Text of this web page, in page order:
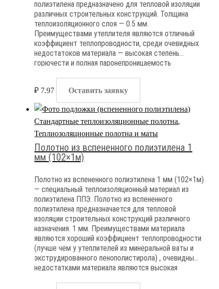
полиэтилена предназначено для тепловой изоляции
различных строительных конструкций. Толщина
теплоизоляционного слоя — 0.5 мм.
Преимуществами утеплителя являются отличный
коэффициент теплопроводности, среди очевидных
недостатоков материала — высокая степень
горючести и полная паронепроницаемость
₽ 7.97 Оставить заявку
Стандартные теплоизоляционные полотна,
Теплиозоляционные полотна и маты
Полотно из вспененного полиэтилена 1
мм (102×1м)
Полотно из вспененного полиэтилена 1 мм (102×1м)
— специальный теплоизоляционный материал из
полиэтилена ППЭ. Полотно из вспененного
полиэтилена предназначается для тепловой
изоляции строительных конструкций различного
назначения. 1 мм. Преимуществами материала
являются хороший коэффициент теплопроводности
(лучше чем у утеплителей из минеральной ваты и
экструдированного пенополистирола) , очевидными
недостатками материала являются высокая